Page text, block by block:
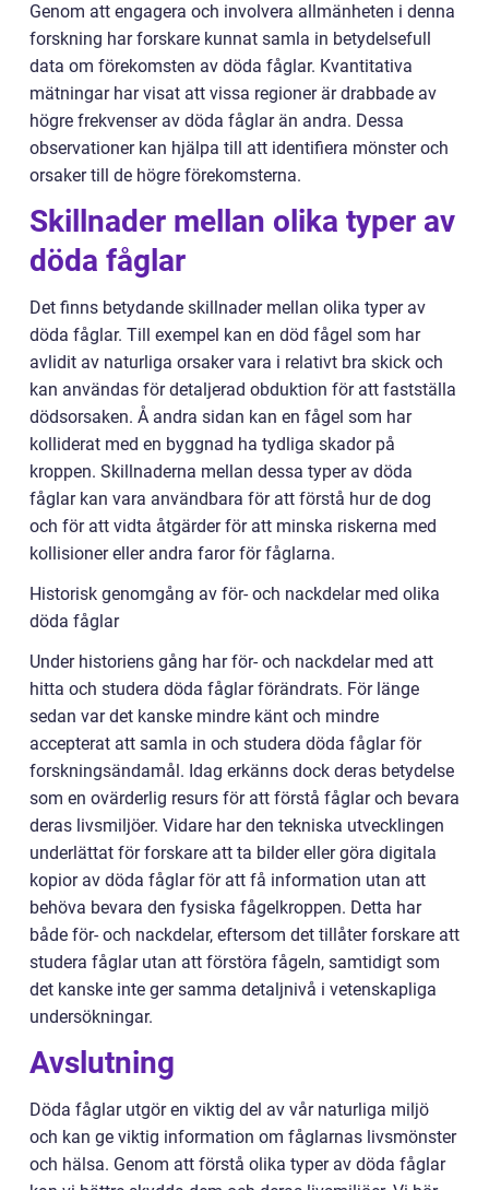
Genom att engagera och involvera allmänheten i denna
forskning har forskare kunnat samla in betydelsefull
data om förekomsten av döda fåglar. Kvantitativa
mätningar har visat att vissa regioner är drabbade av
högre frekvenser av döda fåglar än andra. Dessa
observationer kan hjälpa till att identifiera mönster och
orsaker till de högre förekomsterna.
Skillnader mellan olika typer av
döda fåglar
Det finns betydande skillnader mellan olika typer av
döda fåglar. Till exempel kan en död fågel som har
avlidit av naturliga orsaker vara i relativt bra skick och
kan användas för detaljerad obduktion för att fastställa
dödsorsaken. Å andra sidan kan en fågel som har
kolliderat med en byggnad ha tydliga skador på
kroppen. Skillnaderna mellan dessa typer av döda
fåglar kan vara användbara för att förstå hur de dog
och för att vidta åtgärder för att minska riskerna med
kollisioner eller andra faror för fåglarna.
Historisk genomgång av för- och nackdelar med olika
döda fåglar
Under historiens gång har för- och nackdelar med att
hitta och studera döda fåglar förändrats. För länge
sedan var det kanske mindre känt och mindre
accepterat att samla in och studera döda fåglar för
forskningsändamål. Idag erkänns dock deras betydelse
som en ovärderlig resurs för att förstå fåglar och bevara
deras livsmiljöer. Vidare har den tekniska utvecklingen
underlättat för forskare att ta bilder eller göra digitala
kopior av döda fåglar för att få information utan att
behöva bevara den fysiska fågelkroppen. Detta har
både för- och nackdelar, eftersom det tillåter forskare att
studera fåglar utan att förstöra fågeln, samtidigt som
det kanske inte ger samma detaljnivå i vetenskapliga
undersökningar.
Avslutning
Döda fåglar utgör en viktig del av vår naturliga miljö
och kan ge viktig information om fåglarnas livsmönster
och hälsa. Genom att förstå olika typer av döda fåglar